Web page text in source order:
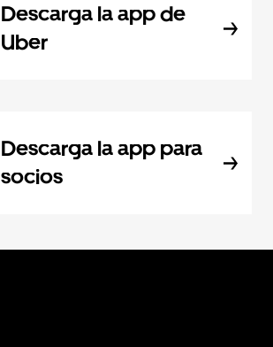
Descarga la app de
Uber
Descarga la app para
socios